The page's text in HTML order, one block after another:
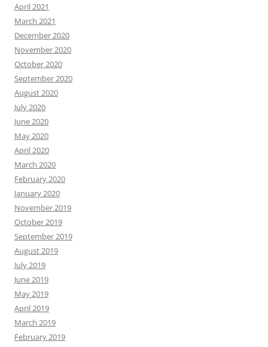
April 2021
March 2021
December 2020
November 2020
October 2020
September 2020
August 2020
July 2020
June 2020
May 2020
April 2020
March 2020
February 2020
January 2020
November 2019
October 2019
September 2019
August 2019
July 2019
June 2019
May 2019
April 2019
March 2019
February 2019